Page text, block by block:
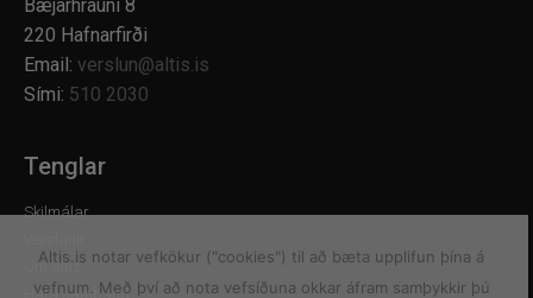
Bæjarhrauni 8
220 Hafnarfirði
Email: verslun@altis.is
Sími: 510 2030
Tenglar
Skilmálar
Um Altis
Hafa samband
Altis.is notar vefkökur ("cookies") til að bæta upplifun þína á
vefnum. Með því að nota vefsíðuna okkar áfram samþykkir þú